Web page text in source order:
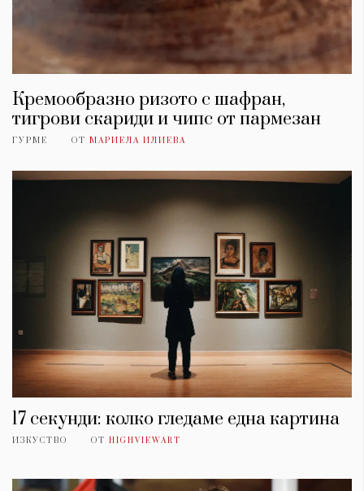
Кремообразно ризото с шафран,
тигрови скариди и чипс от пармезан
ГУРМЕ ОТ МАРИЕЛА ИЛИЕВА
17 секунди: колко гледаме една картина
ИЗКУСТВО ОТ HIGHVIEWART